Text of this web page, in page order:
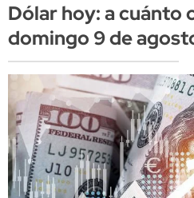
Dólar hoy: a cuánto
domingo 9 de